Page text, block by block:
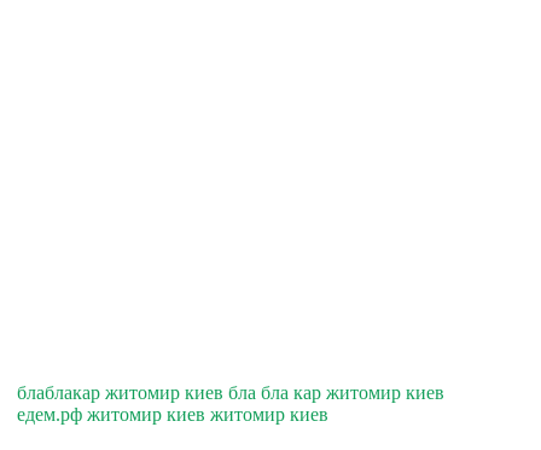
блаблакар житомир киев бла бла кар житомир киев
едем.рф житомир киев житомир киев